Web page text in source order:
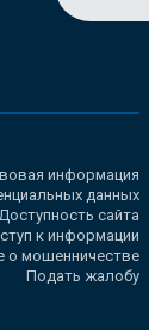
информация
данных
сайта
к информации
о мошенничестве
Подать жалобу